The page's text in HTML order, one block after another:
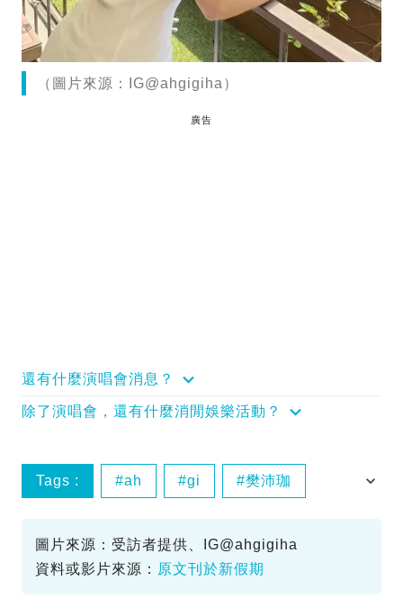
（圖片來源：IG@ahgigiha）
廣告
還有什麼演唱會消息？
除了演唱會，還有什麼消閒娛樂活動？
Tags : ah gi 樊沛珈
圖片來源：受訪者提供、IG@ahgigiha
資料或影片來源： 原文刊於新假期